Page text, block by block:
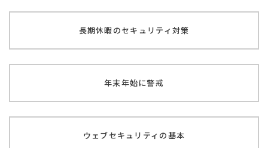
長期休暇のセキュリティ対策
年末年始に警戒
ウェブセキュリティの基本